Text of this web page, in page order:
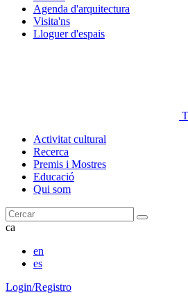
Agenda d'arquitectura
Visita'ns
Lloguer d'espais
Activitat cultural
Recerca
Premis i Mostres
Educació
Qui som
Cercar
ca
en
es
Login/Registro